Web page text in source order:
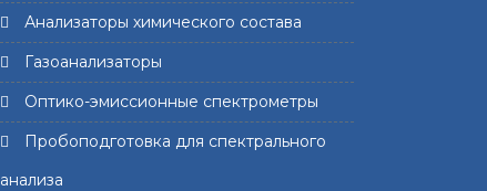
Анализаторы химического состава
Газоанализаторы
Оптико-эмиссионные спектрометры
Пробоподготовка для спектрального
анализа